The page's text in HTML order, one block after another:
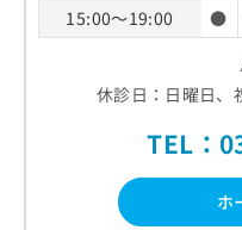
15:00～19:00
●
休診日：日曜日、
TEL：
ホ